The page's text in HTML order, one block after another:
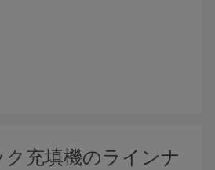
充填機のラインナ